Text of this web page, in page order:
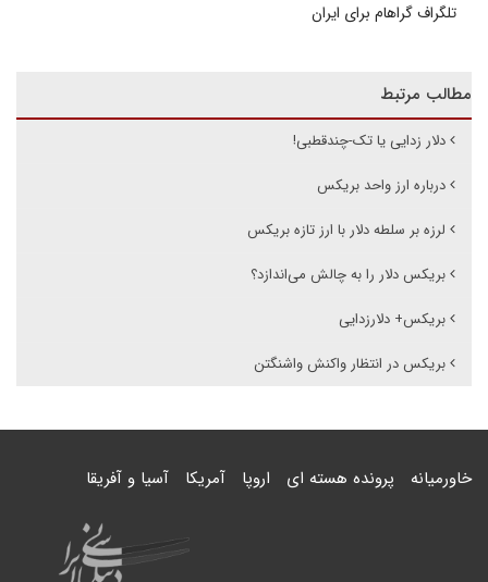
تلگراف گراهام برای ایران
مطالب مرتبط
دلار زدایی یا تک-چندقطبی!
درباره ارز واحد بریکس
لرزه بر سلطه دلار با ارز تازه بریکس
بریکس دلار را به چالش می‌اندازد؟
بریکس+ دلارزدایی
بریکس در انتظار واکنش واشنگتن
خاورمیانه پرونده هسته ای اروپا آمریکا آسیا و آفریقا